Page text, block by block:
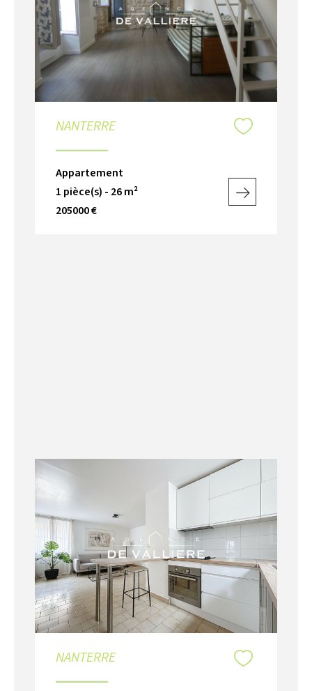
NANTERRE
Appartement
1 pièce(s) - 26 m²
205000 €
NANTERRE